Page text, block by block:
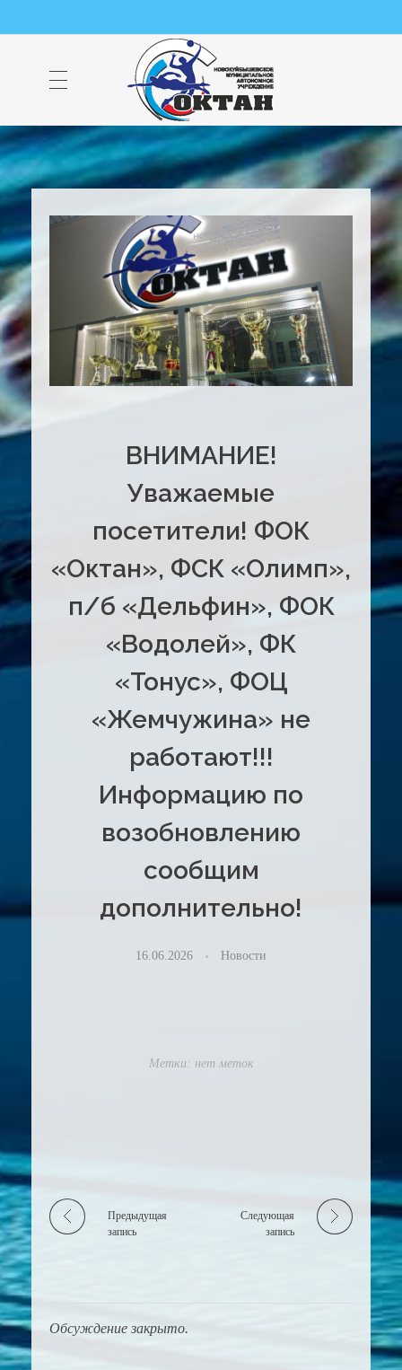
НМАУ "ФОК "ОКТАН" | Официальный сайт
ВНИМАНИЕ!
Уважаемые
посетители! ФОК
«Октан», ФСК «Олимп»,
п/б «Дельфин», ФОК
«Водолей», ФК
«Тонус», ФОЦ
«Жемчужина» не
работают!!!
Информацию по
возобновлению
сообщим
дополнительно!
16.06.2026 Новости
Метки: нет меток
Предыдущая
запись
Следующая
запись
Обсуждение закрыто.